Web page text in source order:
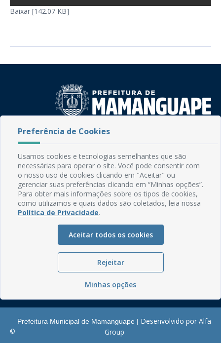
Baixar [142.07 KB]
Fone: (83) 3292-2246
Email: comunicacao@mamanguape.pb.gov.br
Expediente: Segunda à Sexta, das 08h às 13h
Mapa do Site
Perguntas frequentes
Manual de Navegação
Glossário
Ouvidoria
Serviços Internos
Política de Privacidade
©
Prefeitura Municipal de Mamanguape | Desenvolvido por Alfa
Group
Preferência de Cookies
Usamos cookies e tecnologias semelhantes que são
necessárias para operar o site. Você pode consentir com
o nosso uso de cookies clicando em "Aceitar" ou
gerenciar suas preferências clicando em “Minhas opções”.
Para obter mais informações sobre os tipos de cookies,
como utilizamos e quais dados são coletados, leia nossa
Política de Privacidade.
Aceitar todos os cookies
Rejeitar
Minhas opções